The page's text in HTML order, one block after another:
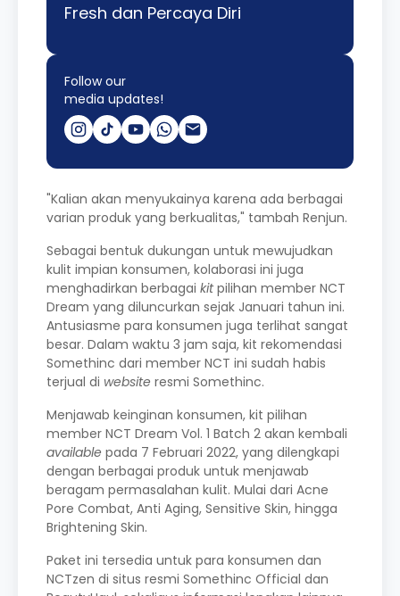
Fresh dan Percaya Diri
Follow our
media updates!
"Kalian akan menyukainya karena ada berbagai
varian produk yang berkualitas," tambah Renjun.
Sebagai bentuk dukungan untuk mewujudkan
kulit impian konsumen, kolaborasi ini juga
menghadirkan berbagai kitpilihan member NCT
Dream yang diluncurkan sejak Januari tahun ini.
Antusiasme para konsumen juga terlihat sangat
besar. Dalam waktu 3 jam saja, kit rekomendasi
Somethinc dari member NCT ini sudah habis
terjual di website resmi Somethinc.
Menjawab keinginan konsumen, kit pilihan
member NCT Dream Vol. 1 Batch 2 akan kembali
available pada 7 Februari 2022, yang dilengkapi
dengan berbagai produk untuk menjawab
beragam permasalahan kulit. Mulai dari Acne
Pore Combat, Anti Aging, Sensitive Skin, hingga
Brightening Skin.
Paket ini tersedia untuk para konsumen dan
NCTzen di situs resmi Somethinc Official dan